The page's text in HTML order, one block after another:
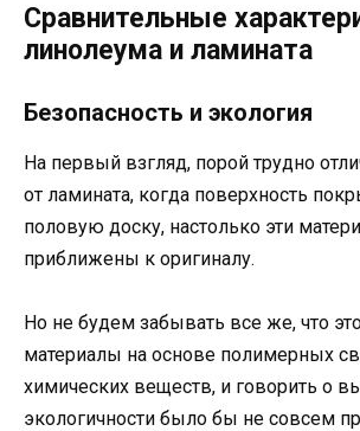
Сравнительные
линолеума и ламината
Безопасность и экология
На первый взгляд, порой трудно
от ламината, когда поверхность
половую доску, настолько эти
приближены к оригиналу.
Но не будем забывать все же, что
материалы на основе полимерных
химических веществ, и говорить о
экологичности было бы не совсем